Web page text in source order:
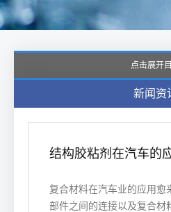
点击展开
新闻资
结构胶粘剂在汽车的
复合材料在汽车业的应用愈
部件之间的连接以及复合材